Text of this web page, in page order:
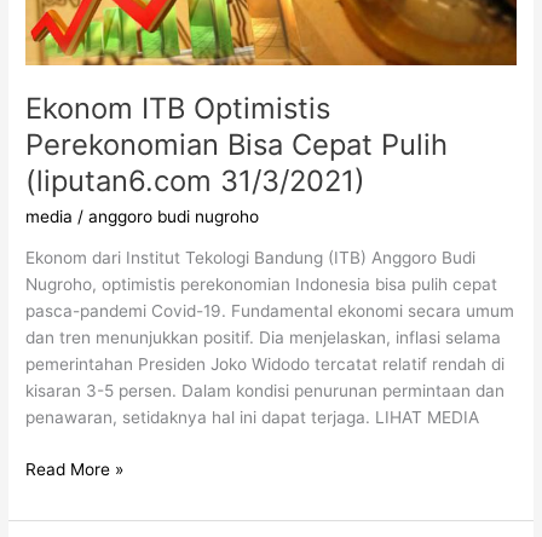
Ekonom ITB Optimistis
Perekonomian Bisa Cepat Pulih
(liputan6.com 31/3/2021)
media /anggoro budi nugroho
Ekonom dari Institut Tekologi Bandung (ITB) Anggoro Budi
Nugroho, optimistis perekonomian Indonesia bisa pulih cepat
pasca-pandemi Covid-19. Fundamental ekonomi secara umum
dan tren menunjukkan positif. Dia menjelaskan, inflasi selama
pemerintahan Presiden Joko Widodo tercatat relatif rendah di
kisaran 3-5 persen. Dalam kondisi penurunan permintaan dan
penawaran, setidaknya hal ini dapat terjaga. LIHAT MEDIA
31/3/2021)
Read More »